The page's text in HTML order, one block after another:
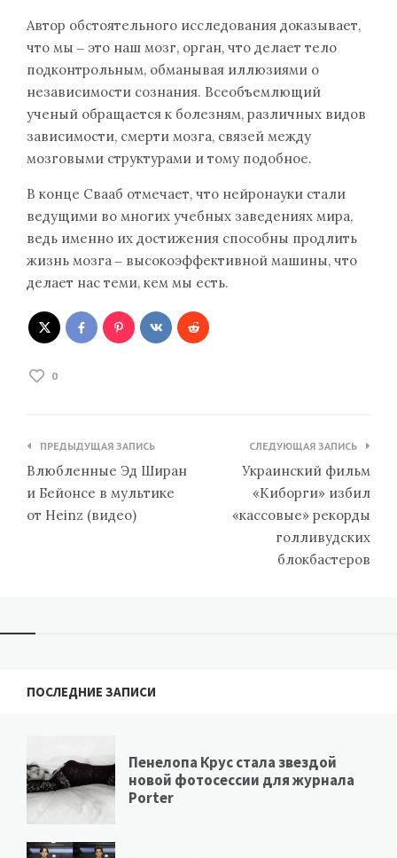
Автор обстоятельного исследования доказывает,
что мы ‒ это наш мозг, орган, что делает тело
подконтрольным, обманывая иллюзиями о
независимости сознания. Всеобъемлющий
ученый обращается к болезням, различных видов
зависимости, смерти мозга, связей между
мозговыми структурами и тому подобное.
В конце Свааб отмечает, что нейронауки стали
ведущими во многих учебных заведениях мира,
ведь именно их достижения способны продлить
жизнь мозга ‒ высокоэффективной машины, что
делает нас теми, кем мы есть.
0
Навигация
по
записям
ПРЕДЫДУЩАЯ ЗАПИСЬ
Влюбленные Эд Ширан
и Бейонсе в мультике
от Heinz (видео)
СЛЕДУЮЩАЯ ЗАПИСЬ
Украинский фильм
«Киборги» избил
«кассовые» рекорды
голливудских
блокбастеров
ПОСЛЕДНИЕ ЗАПИСИ
Пенелопа Крус стала звездой
новой фотосессии для журнала
Porter